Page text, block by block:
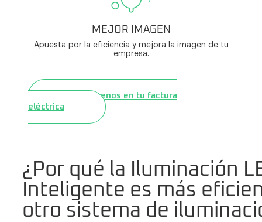
MEJOR IMAGEN
Apuesta por la eficiencia y mejora la imagen de tu
empresa.
Paga menos en tu factura
eléctrica​
¿Por qué la Iluminación
Inteligente es más
otro sistema de